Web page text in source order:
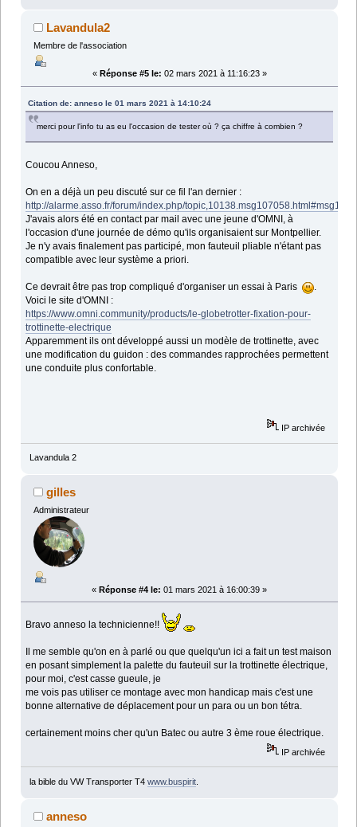
Lavandula2
Membre de l'association
« Réponse #5 le: 02 mars 2021 à 11:16:23 »
Citation de: anneso le 01 mars 2021 à 14:10:24
merci pour l'info tu as eu l'occasion de tester où ? ça chiffre à combien ?
Coucou Anneso,
On en a déjà un peu discuté sur ce fil l'an dernier :
http://alarme.asso.fr/forum/index.php/
J'avais alors été en contact par mail avec une jeune d'OMNI, à
l'occasion d'une journée de démo qu'ils organisaient sur Montpellier.
Je n'y avais finalement pas participé, mon fauteuil pliable n'étant pas
compatible avec leur système a priori.
Ce devrait être pas trop compliqué d'organiser un essai à Paris
.
Voici le site d'OMNI :
https://www.omni.community/products/le-globetrotter-fixation-pour-
trottinette-electrique
Apparemment ils ont développé aussi un modèle de trottinette, avec
une modification du guidon : des commandes rapprochées permettent
une conduite plus confortable.
IP archivée
Lavandula 2
gilles
Administrateur
« Réponse #4 le: 01 mars 2021 à 16:00:39 »
Bravo anneso la technicienne!!
Il me semble qu'on en à parlé ou que quelqu'un ici a fait un test maison
en posant simplement la palette du fauteuil sur la trottinette électrique,
pour moi, c'est casse gueule, je
me vois pas utiliser ce montage avec mon handicap mais c'est une
bonne alternative de déplacement pour un para ou un bon tétra.
certainement moins cher qu'un Batec ou autre 3 ème roue électrique.
IP archivée
la bible du VW Transporter T4 www.buspirit.
anneso